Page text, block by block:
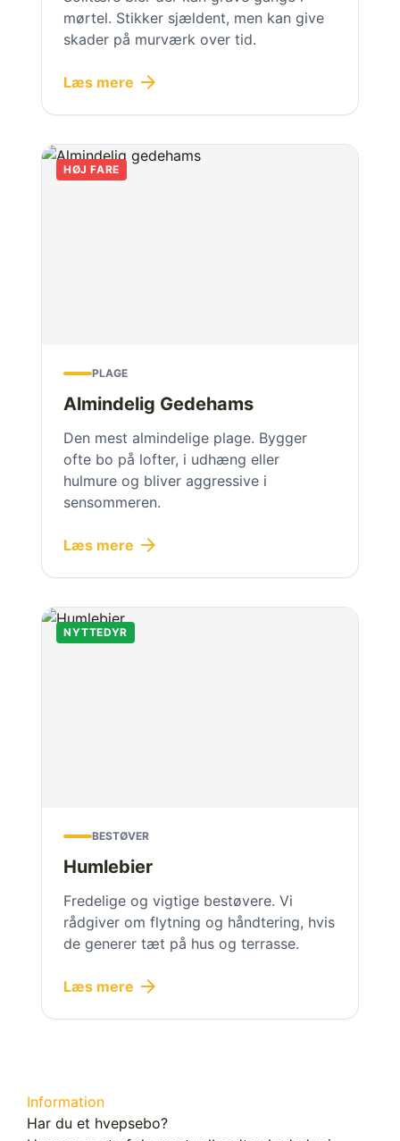
mørtel. Stikker sjældent, men kan give
skader på murværk over tid.
Læs mere arrow_forward
HØJ FARE
PLAGE
Almindelig Gedehams
Den mest almindelige plage. Bygger
ofte bo på lofter, i udhæng eller
hulmure og bliver aggressive i
sensommeren.
Læs mere arrow_forward
NYTTEDYR
BESTØVER
Humlebier
Fredelige og vigtige bestøvere. Vi
rådgiver om flytning og håndtering, hvis
de generer tæt på hus og terrasse.
Læs mere arrow_forward
Information
Har du et hvepsebo?